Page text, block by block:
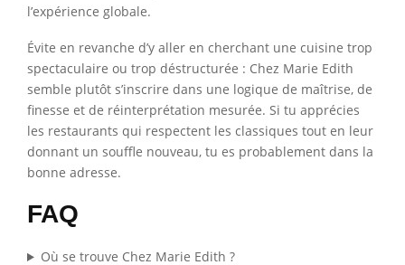
l’expérience globale.
Évite en revanche d’y aller en cherchant une cuisine trop
spectaculaire ou trop déstructurée : Chez Marie Edith
semble plutôt s’inscrire dans une logique de maîtrise, de
finesse et de réinterprétation mesurée. Si tu apprécies
les restaurants qui respectent les classiques tout en leur
donnant un souffle nouveau, tu es probablement dans la
bonne adresse.
FAQ
Où se trouve Chez Marie Edith ?